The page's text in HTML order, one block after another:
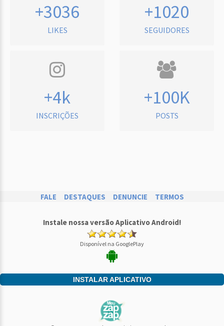
+3036
LIKES
+1020
SEGUIDORES
+4k
INSCRIÇÕES
+100K
POSTS
FALE DESTAQUES DENUNCIE TERMOS
Instale nossa versão Aplicativo Android!
Disponível na GooglePlay
INSTALAR APLICATIVO